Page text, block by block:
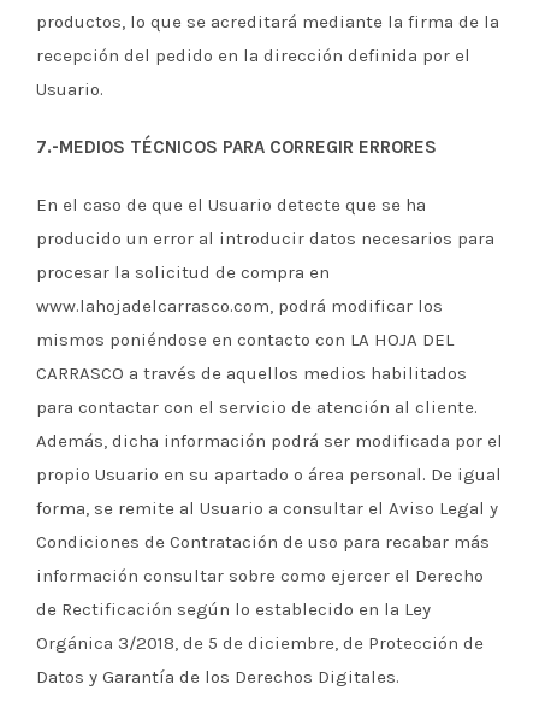
productos, lo que se acreditará mediante la firma de la
recepción del pedido en la dirección definida por el
Usuario.
7.-MEDIOS TÉCNICOS PARA CORREGIR ERRORES
En el caso de que el Usuario detecte que se ha
producido un error al introducir datos necesarios para
procesar la solicitud de compra en
www.lahojadelcarrasco.com, podrá modificar los
mismos poniéndose en contacto con LA HOJA DEL
CARRASCO a través de aquellos medios habilitados
para contactar con el servicio de atención al cliente.
Además, dicha información podrá ser modificada por el
propio Usuario en su apartado o área personal. De igual
forma, se remite al Usuario a consultar el Aviso Legal y
Condiciones de Contratación de uso para recabar más
información consultar sobre como ejercer el Derecho
de Rectificación según lo establecido en la Ley
Orgánica 3/2018, de 5 de diciembre, de Protección de
Datos y Garantía de los Derechos Digitales.